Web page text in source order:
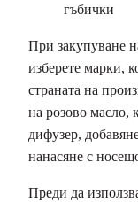
гъбички
При закупуване
изберете марки,
страната на
на розово масло,
дифузер,
нанасяне с
Преди да